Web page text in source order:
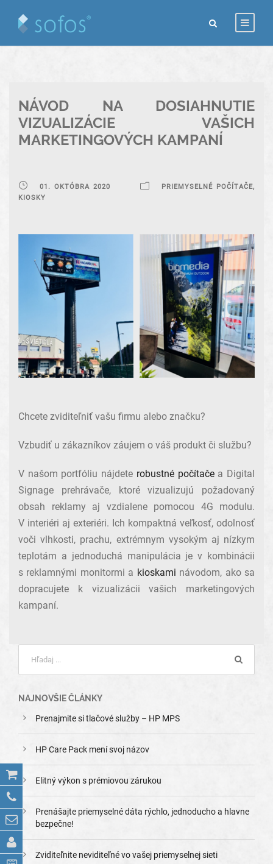
NÁVOD NA DOSIAHNUTIE
VIZUALIZÁCIE VAŠICH
MARKETINGOVÝCH KAMPANÍ
01. OKTÓBRA 2020
PRIEMYSELNÉ POČÍTAČE,
KIOSKY
Chcete zviditeľniť vašu firmu alebo značku?
Vzbudiť u zákazníkov záujem o váš produkt či službu?
V našom portfóliu nájdete robustné počítačea Digital
Signage prehrávače, ktoré vizualizujú požadovaný
obsah reklamy aj vzdialene pomocou 4G modulu.
V interiéri aj exteriéri. Ich kompaktná veľkosť, odolnosť
voči vlhkosti, prachu, extrémnym vysokým aj nízkym
teplotám a jednoduchá manipulácia je v kombinácii
s reklamnými monitormi a kioskami návodom, ako sa
dopracujete k vizualizácii vašich marketingových
kampaní.
NAJNOVŠIE ČLÁNKY
Prenajmite si tlačové služby – HP MPS
HP Care Pack mení svoj názov
Elitný výkon s prémiovou zárukou
Prenášajte priemyselné dáta rýchlo, jednoducho a hlavne
bezpečne!
Zviditeľnite neviditeľné vo vašej priemyselnej sieti